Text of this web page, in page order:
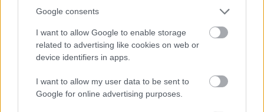
Google consents
I want to allow Google to enable storage
related to advertising like cookies on web or
device identifiers in apps.
I want to allow my user data to be sent to
Google for online advertising purposes.
@zünüke
először láttam, már döglött volt... De többnyire még így is jó
lenne, egy nátha elleni italpor vagy lázcsillapító, orrcsepp,
ilyesmik jól jönnek addig is, míg elmúlik az ügyeleti idő, és
lehet menni a rendes dokihoz, aki ilyen bajokra úgyse
nagyon írna fel egyebet :)